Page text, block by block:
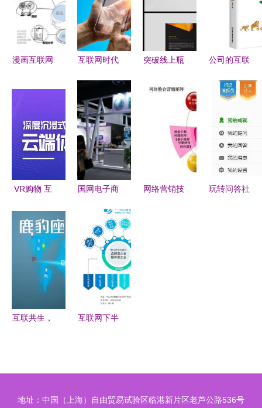
漫画互联网
爱恨情仇的
合作故事
互联网时代
趋势 互联
网销售的核
心驱动力
突破线上瓶
实战指南
公司的互联
图 用互联
产品、客户
与价值
VR购物 互
的沉浸式营
销革命
国网电子商
网之光博览
会 智慧能
源激发互联
网销售新时
代
网络营销技
玩转问答社
互联共生，
升级
互联网下半
地址：中国（上海）自由贸易试验区临港新片区老芦公路536号